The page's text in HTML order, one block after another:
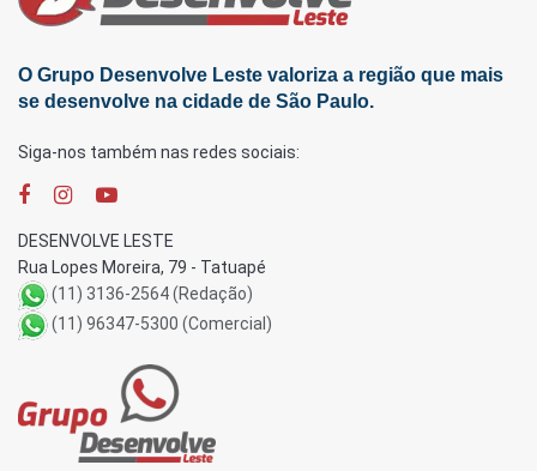
O Grupo Desenvolve Leste valoriza a região que mais
se desenvolve na cidade de São Paulo.
Siga-nos também nas redes sociais:
DESENVOLVE LESTE
Rua Lopes Moreira, 79 - Tatuapé
(11) 3136-2564 (Redação)
(11) 96347-5300 (Comercial)